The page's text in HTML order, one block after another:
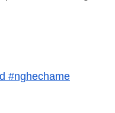
#nghechame